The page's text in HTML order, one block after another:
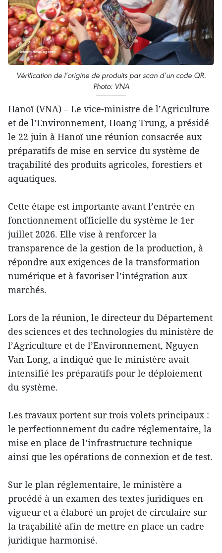
Vérification de l’origine de produits par scan d’un code QR.
Photo: VNA
Hanoï (VNA) – Le vice-ministre de l’Agriculture
et de l’Environnement, Hoang Trung, a présidé
le 22 juin à Hanoï une réunion consacrée aux
préparatifs de mise en service du système de
traçabilité des produits agricoles, forestiers et
aquatiques.
Cette étape est importante avant l’entrée en
fonctionnement officielle du système le 1er
juillet 2026. Elle vise à renforcer la
transparence de la gestion de la production, à
répondre aux exigences de la transformation
numérique et à favoriser l’intégration aux
marchés.
Lors de la réunion, le directeur du Département
des sciences et des technologies du ministère de
l’Agriculture et de l’Environnement, Nguyen
Van Long, a indiqué que le ministère avait
intensifié les préparatifs pour le déploiement
du système.
Les travaux portent sur trois volets principaux :
le perfectionnement du cadre réglementaire, la
mise en place de l’infrastructure technique
ainsi que les opérations de connexion et de test.
Sur le plan réglementaire, le ministère a
procédé à un examen des textes juridiques en
vigueur et a élaboré un projet de circulaire sur
la traçabilité afin de mettre en place un cadre
juridique harmonisé.